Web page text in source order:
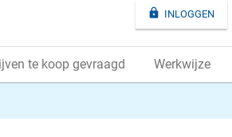
 INLOGGEN
te koop gevraagd Werkwijze